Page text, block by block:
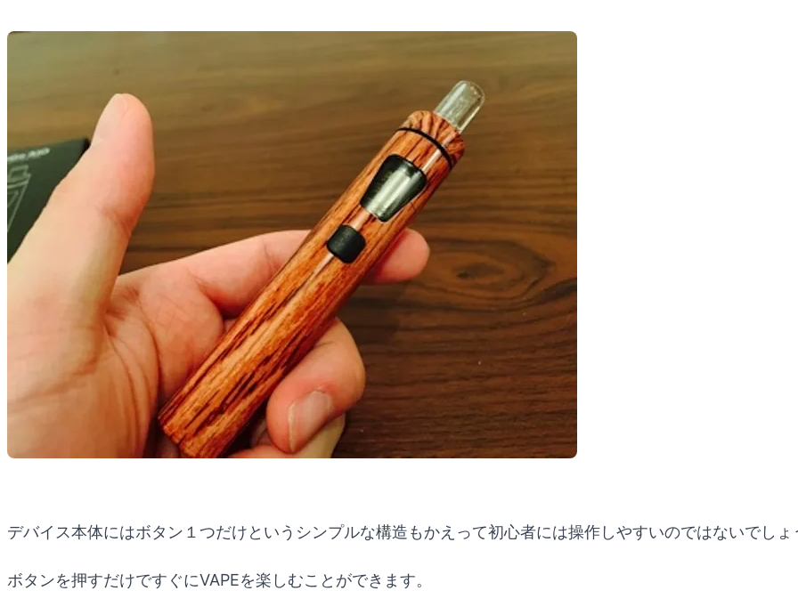
デバイス本体にはボタン１つだけというシンプルな構造もかえって初心者には操作しやすいのではないでしょ
ボタンを押すだけですぐにVAPEを楽しむことができます。